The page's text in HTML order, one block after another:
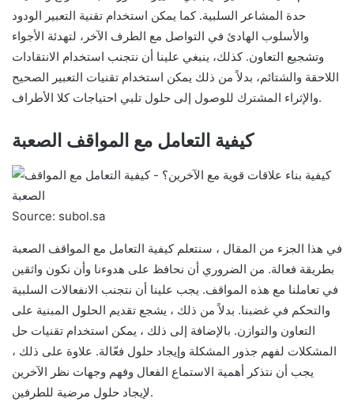
حدة المشاعر السلبية. كما يمكن استخدام تقنية التعبير الودود
والأسلوب الهادئ في التواصل مع الطرف الآخر، لتهدئة الأجواء
وتشجيع التعاون. كذلك، ينبغي علينا أن نتجنب استخدام الانتقادات
اللاحقة والشتائم، بدلاً من ذلك يمكن استخدام تقنيات التعبير الصحيح
والإثراء المشترك للوصول إلى حلول تلبي احتياجات كلا الأطراف.
كيفية التعامل مع المواقف الصعبة
Source: subol.sa
في هذا الجزء من المقال ، سنتعلم كيفية التعامل مع المواقف الصعبة
بطريقة فعالة. من الضروري أن نحافظ على هدوءنا وأن نكون واثقين
في تعاملنا مع هذه المواقف. يجب علينا أن نتجنب الانفعالات السلبية
والتحكم في غضبنا. بدلاً من ذلك ، يشجع تقديم الحلول المبنية على
التعاون والتوازن. بالإضافة إلى ذلك ، يمكن استخدام تقنيات حل
المشكلات لفهم جذور المشكلة وإيجاد حلول فعّالة. علاوة على ذلك ،
يجب أن نتذكر أهمية الاستماع الفعال وفهم وجهات نظر الآخرين
لإيجاد حلول مرضية للطرفين.